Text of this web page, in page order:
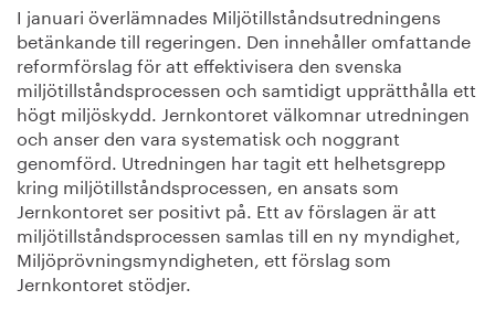
I januari överlämnades Miljötillståndsutredningens
betänkande till regeringen. Den innehåller omfattande
reformförslag för att effektivisera den svenska
miljötillståndsprocessen och samtidigt upprätthålla ett
högt miljöskydd. Jernkontoret välkomnar utredningen
och anser den vara systematisk och noggrant
genomförd. Utredningen har tagit ett helhetsgrepp
kring miljötillståndsprocessen, en ansats som
Jernkontoret ser positivt på. Ett av förslagen är att
miljötillståndsprocessen samlas till en ny myndighet,
Miljöprövningsmyndigheten, ett förslag som
Jernkontoret stödjer.